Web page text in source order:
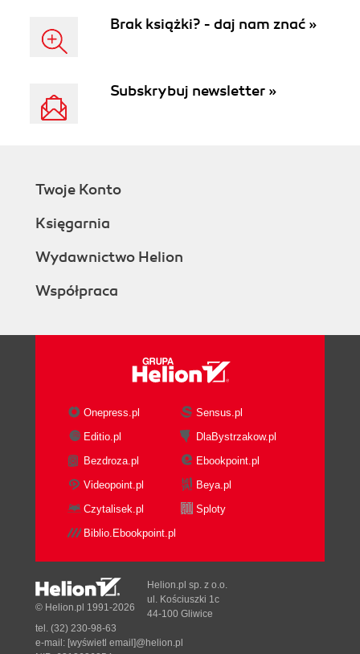
Brak książki? - daj nam znać »
Subskrybuj newsletter »
Twoje Konto
Księgarnia
Wydawnictwo Helion
Współpraca
Onepress.pl
Sensus.pl
Editio.pl
DlaBystrzakow.pl
Bezdroza.pl
Ebookpoint.pl
Videopoint.pl
Beya.pl
Czytalisek.pl
Sploty
Biblio.Ebookpoint.pl
© Helion.pl 1991-2026
Helion.pl sp. z o.o.
ul. Kościuszki 1c
44-100 Gliwice
tel. (32) 230-98-63
e-mail: [wyświetl email]@helion.pl